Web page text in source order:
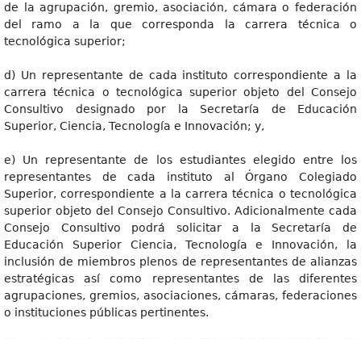
de la agrupación, gremio, asociación, cámara o federación
del ramo a la que corresponda la carrera técnica o
tecnológica superior;
d) Un representante de cada instituto correspondiente a la
carrera técnica o tecnológica superior objeto del Consejo
Consultivo designado por la Secretaría de Educación
Superior, Ciencia, Tecnología e Innovación; y,
e) Un representante de los estudiantes elegido entre los
representantes de cada instituto al Órgano Colegiado
Superior, correspondiente a la carrera técnica o tecnológica
superior objeto del Consejo Consultivo. Adicionalmente cada
Consejo Consultivo podrá solicitar a la Secretaría de
Educación Superior Ciencia, Tecnología e Innovación, la
inclusión de miembros plenos de representantes de alianzas
estratégicas así como representantes de las diferentes
agrupaciones, gremios, asociaciones, cámaras, federaciones
o instituciones públicas pertinentes.